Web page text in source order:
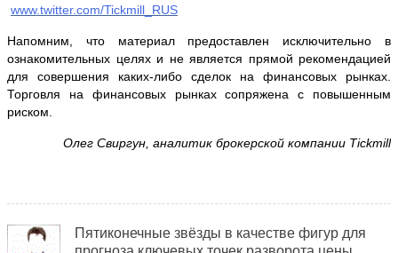
www.twitter.com/Tickmill_RUS
Напомним, что материал предоставлен исключительно в
ознакомительных целях и не является прямой рекомендацией
для совершения каких-либо сделок на финансовых рынках.
Торговля на финансовых рынках сопряжена с повышенным
риском.
Олег Свиргун, аналитик брокерской компании Tickmill
Пятиконечные звёзды в качестве фигур для